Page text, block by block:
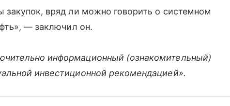
закупок, вряд ли можно говорить о системном
— заключил он.
информационный (ознакомительный)
инвестиционной рекомендацией».